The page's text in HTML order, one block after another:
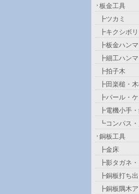
板金工具
┣ツカミ
┣キクシボリ
┣板金ハン
┣細工ハン
┣拍子木
┣田楽槌・
┣バール・
┣電機小手
┗コンパス
銅板工具
┣金床
┣影タガネ
┣銅板打ち
┣銅板隅木